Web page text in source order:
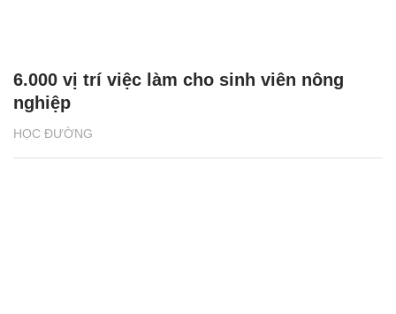
HỌC ĐƯỜNG
6.000 vị trí việc làm cho sinh viên nông
nghiệp